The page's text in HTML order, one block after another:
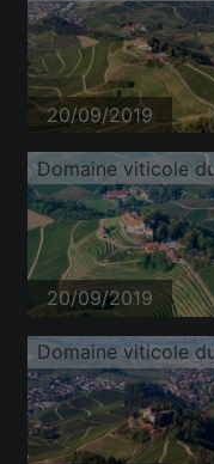
20/09/2019
20/09/2019